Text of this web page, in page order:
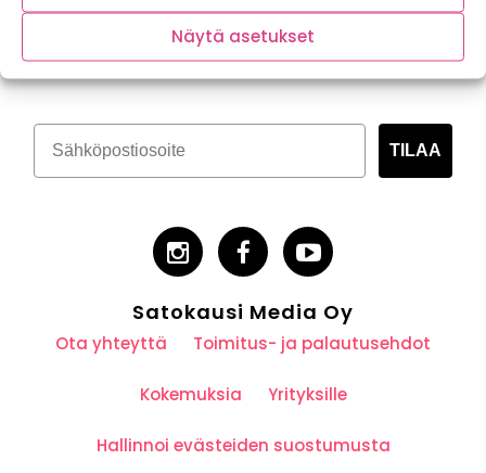
Näytä asetukset
Tilaa kasvispitoinen uutiskirje
TILAA
Satokausi Media Oy
Ota yhteyttä Toimitus- ja palautusehdot
Kokemuksia Yrityksille
Hallinnoi evästeiden suostumusta